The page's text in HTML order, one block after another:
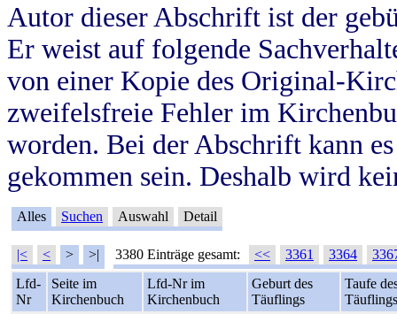
Autor dieser Abschrift ist der
Er weist auf folgende
von einer Kopie des Original-
zweifelsfreie Fehler im
worden. Bei der Abschrift kann
gekommen sein. Deshalb wird
Alles Suchen Auswahl Detail
|< < > >| 3380 Einträge gesamt: << 3361 3364
Lfd-
Nr
Seite im
Kirchenbuch
Lfd-Nr im
Kirchenbuch
Geburt des
Täuflings
Taufe
Täuflings